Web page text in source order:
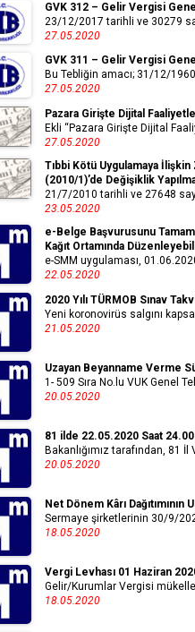
GVK 312 – Gelir Vergisi
23/12/2017 tarihli ve 30279
27.05.2020
GVK 311 – Gelir Vergisi
Bu Tebliğin amacı; 31/12/
27.05.2020
Pazara Girişte Dijital
Ekli “Pazara Girişte Dijital
27.05.2020
Tıbbi Kötü Uygulamaya
(2010/1)’de Değişiklik
21/7/2010 tarihli ve 27648
23.05.2020
e-Belge Başvurusunu
Kağıt Ortamında
e-SMM uygulaması,
22.05.2020
2020 Yılı TÜRMOB Sınav
Yeni koronovirüs salgını
21.05.2020
Uzayan Beyanname Verme
1- 509 Sıra No.lu VUK Genel
20.05.2020
81 ilde 22.05.2020 Saat 24.00
Bakanlığımız tarafından, 81
20.05.2020
Net Dönem Kârı
Sermaye şirketlerinin 30/9/2020
18.05.2020
Vergi Levhası 01 Haziran
Gelir/Kurumlar Vergisi
18.05.2020